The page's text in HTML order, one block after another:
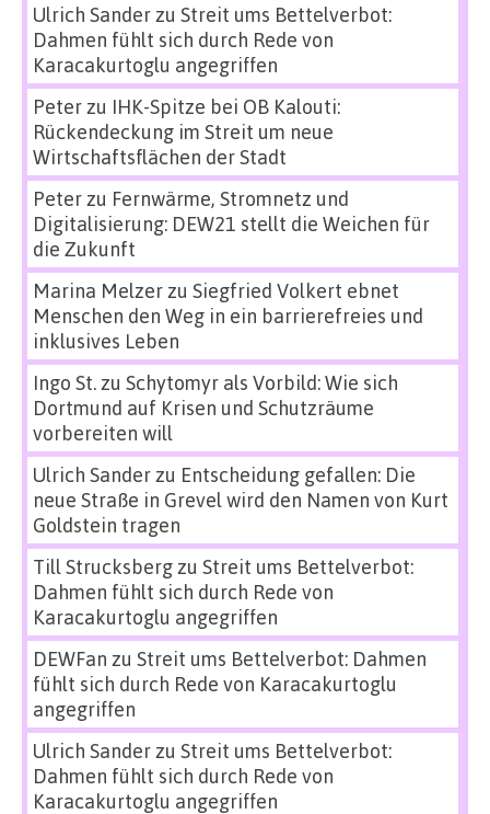
Ulrich Sanderzu Streit ums Bettelverbot:
Dahmen fühlt sich durch Rede von
Karacakurtoglu angegriffen
Peterzu IHK-Spitze bei OB Kalouti:
Rückendeckung im Streit um neue
Wirtschaftsflächen der Stadt
Peterzu Fernwärme, Stromnetz und
Digitalisierung: DEW21 stellt die Weichen für
die Zukunft
Marina Melzerzu Siegfried Volkert ebnet
Menschen den Weg in ein barrierefreies und
inklusives Leben
Ingo St.zu Schytomyr als Vorbild: Wie sich
Dortmund auf Krisen und Schutzräume
vorbereiten will
Ulrich Sanderzu Entscheidung gefallen: Die
neue Straße in Grevel wird den Namen von Kurt
Goldstein tragen
Till Strucksbergzu Streit ums Bettelverbot:
Dahmen fühlt sich durch Rede von
Karacakurtoglu angegriffen
DEWFan zu Streit ums Bettelverbot: Dahmen
fühlt sich durch Rede von Karacakurtoglu
angegriffen
Ulrich Sanderzu Streit ums Bettelverbot:
Dahmen fühlt sich durch Rede von
Karacakurtoglu angegriffen